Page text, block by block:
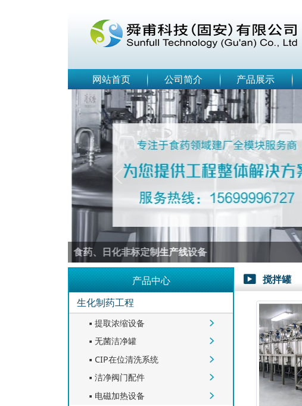
网站首页 公司简介 产品展示
EPC工程总包商
Previous
产品中心
生化制药工程
 提取浓缩设备 
 无菌洁净罐 
 CIP在位清洗系统 
 洁净阀门配件 
 电磁加热设备 
 搅拌罐